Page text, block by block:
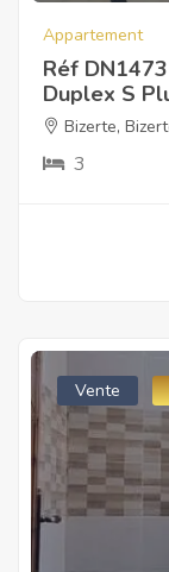
Appartement
Réf
Duplex S
Bizerte,
3
Vente